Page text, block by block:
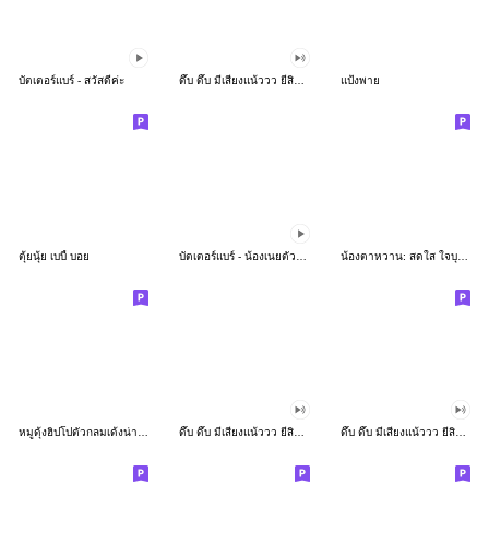
บัตเตอร์แบร์ - สวัสดีค่ะ แป้งพาย
ตุ้ยนุ้ย เบบี้ บอย น้องตาหวาน: สดใส ใจบุญ (สีพาสเทล)
หมูดุ้งฮิปโปตัวกลมเด้งน่ารัก ดึ๊บ ดึ๊บ มีเสียงแน้ววว ยี่สิบเจ็ด ดึ๊บ ดึ๊บ มีเสียงแน้ววว ยี่สิบหก